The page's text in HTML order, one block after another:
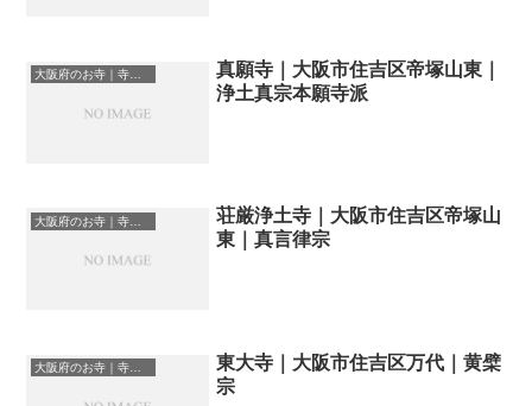
大阪府のお寺｜寺院一覧
真願寺｜大阪市住吉区帝塚山東｜
浄土真宗本願寺派
大阪府のお寺｜寺院一覧
荘厳浄土寺｜大阪市住吉区帝塚山
東｜真言律宗
大阪府のお寺｜寺院一覧
東大寺｜大阪市住吉区万代｜黄檗
宗